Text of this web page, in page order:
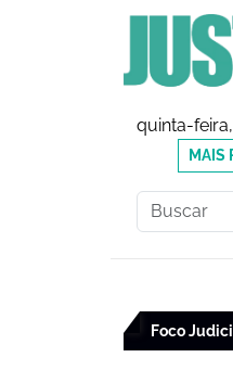
quinta-
MAIS
Foco